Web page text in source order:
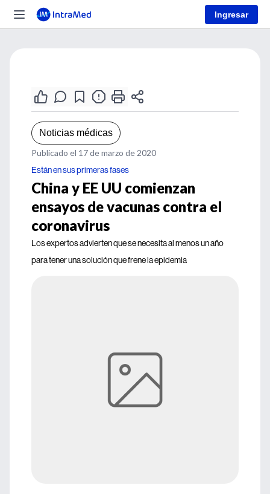
Ingresar
Noticias médicas
Publicado el 17 de marzo de 2020
Están en sus primeras fases
China y EE UU comienzan
ensayos de vacunas contra el
coronavirus
Los expertos advierten que se necesita al menos un año
para tener una solución que frene la epidemia